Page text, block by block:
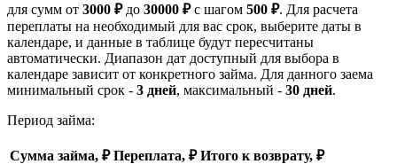
для сумм от 3000 ₽до 30000 ₽с шагом 500 ₽. Для расчета
переплаты на необходимый для вас срок, выберите даты в
календаре, и данные в таблице будут пересчитаны
автоматически. Диапазон дат доступный для выбора в
календаре зависит от конкретного займа. Для данного заема
минимальный срок - 3 дней, максимальный - 30 дней.
Период займа:
Сумма займа, ₽ Переплата, ₽ Итого к возврату, ₽